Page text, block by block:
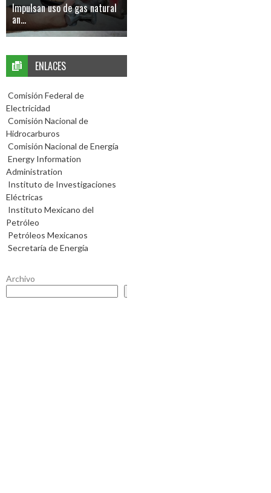
Impulsan uso de gas natural
an...
ENLACES
Comisión Federal de
Electricidad
Comisión Nacional de
Hidrocarburos
Comisión Nacional de Energía
Energy Information
Administration
Instituto de Investigaciones
Eléctricas
Instituto Mexicano del
Petróleo
Petróleos Mexicanos
Secretaría de Energía
Archivo